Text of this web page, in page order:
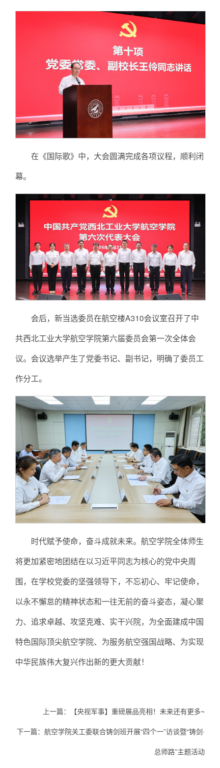
在《国际歌》中，大会圆满完成各项议程，顺利闭
幕。
会后，新当选委员在航空楼A310会议室召开了中
共西北工业大学航空学院第六届委员会第一次全体会
议。会议选举产生了党委书记、副书记，明确了委员工
作分工。
时代赋予使命，奋斗成就未来。航空学院全体师生
将更加紧密地团结在以习近平同志为核心的党中央周
围，在学校党委的坚强领导下，不忘初心、牢记使命，
以永不懈怠的精神状态和一往无前的奋斗姿态，凝心聚
力、追求卓越、攻坚克难、实干兴院，为全面建成中国
特色国际顶尖航空学院、为服务航空强国战略、为实现
中华民族伟大复兴作出新的更大贡献！
上一篇： 【央视军事】重磅展品亮相！未来还有更多~
下一篇：航空学院关工委联合铸剑班开展“四个一”访谈暨“铸剑·
总师路”主题活动